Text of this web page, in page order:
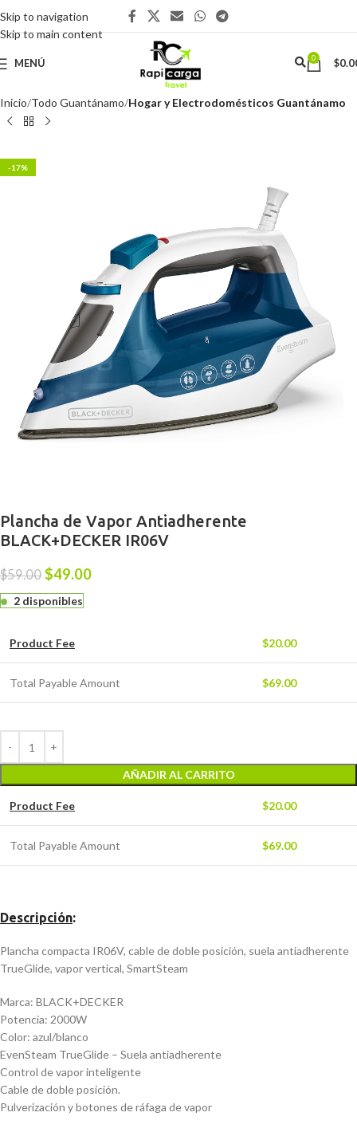
Skip to navigation
Skip to main content
MENÚ 0 $
Inicio Todo Guantánamo Hogar y Electrodomésticos Guantánamo
-17%
Plancha de Vapor Antiadherente
BLACK+DECKER IR06V
$59.00 $49.00
2 disponibles
Product Fee $20.00
Total Payable Amount $69.00
AÑADIR AL CARRITO
Product Fee $20.00
Total Payable Amount $69.00
Descripción:
Plancha compacta IR06V, cable de doble posición, suela antiadherente
TrueGlide, vapor vertical, SmartSteam
Marca: BLACK+DECKER
Potencia: 2000W
Color: azul/blanco
EvenSteam TrueGlide – Suela antiadherente
Control de vapor inteligente
Cable de doble posición.
Pulverización y botones de ráfaga de vapor